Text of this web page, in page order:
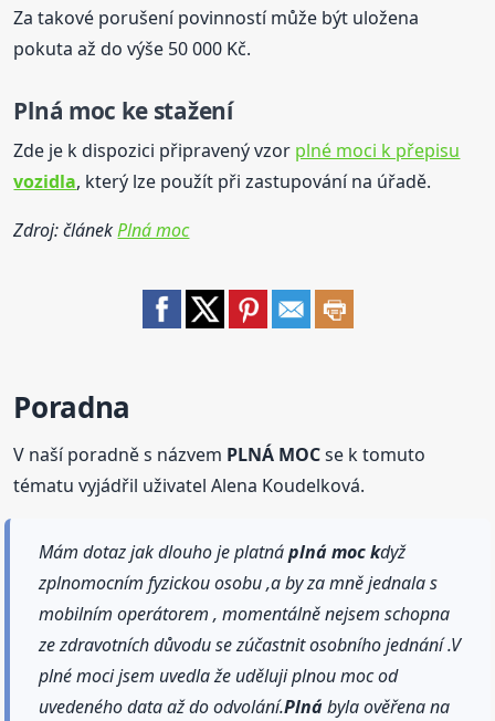
Za takové porušení povinností může být uložena
pokuta až do výše 50 000 Kč.
Plná moc ke stažení
Zde je k dispozici připravený vzor plné moci k přepisu
vozidla, který lze použít při zastupování na úřadě.
Zdroj: článekPlná moc
Poradna
V naší poradně s názvem PLNÁ MOCse k tomuto
tématu vyjádřil uživatel Alena Koudelková.
Mám dotaz jak dlouho je platnáplná moc když
zplnomocním fyzickou osobu ,a by za mně jednala s
mobilním operátorem , momentálně nejsem schopna
ze zdravotních důvodu se zúčastnit osobního jednání .V
plné moci jsem uvedla že uděluji plnou moc od
uvedeného data až do odvolání.Plnábyla ověřena na